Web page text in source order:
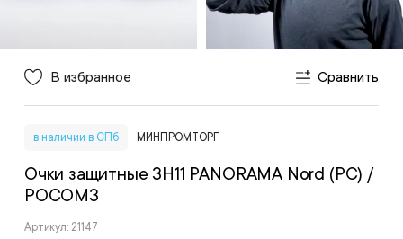
В избранное Сравнить
в наличии в СПб МИНПРОМТОРГ
Очки защитные ЗН11 PANORAMA Nord (PC) /
РОСОМЗ
Артикул: 21147